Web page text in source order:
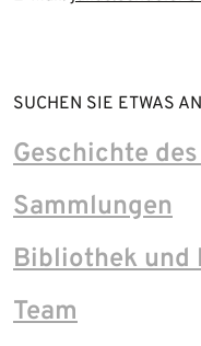
SUCHEN SIE ETWAS
Geschichte
Sammlungen
Bibliothek und
Team